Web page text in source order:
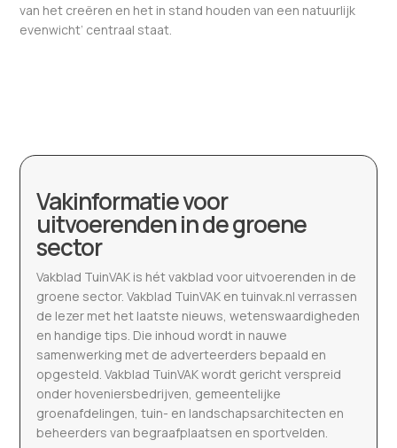
van het creëren en het in stand houden van een natuurlijk
evenwicht’ centraal staat.
Vakinformatie voor
uitvoerenden in de groene
sector
Vakblad TuinVAK is hét vakblad voor uitvoerenden in de
groene sector. Vakblad TuinVAK en tuinvak.nl verrassen
de lezer met het laatste nieuws, wetenswaardigheden
en handige tips. Die inhoud wordt in nauwe
samenwerking met de adverteerders bepaald en
opgesteld. Vakblad TuinVAK wordt gericht verspreid
onder hoveniersbedrijven, gemeentelijke
groenafdelingen, tuin- en landschapsarchitecten en
beheerders van begraafplaatsen en sportvelden.